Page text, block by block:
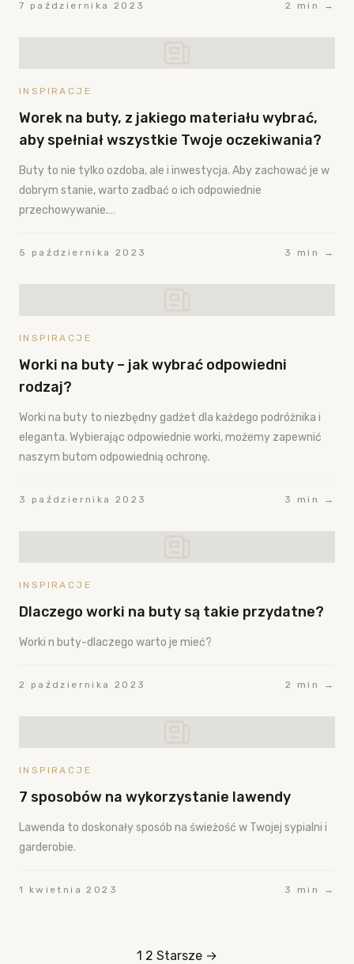
7 października 2023 2 min →
INSPIRACJE
Worek na buty, z jakiego materiału wybrać,
aby spełniał wszystkie Twoje oczekiwania?
Buty to nie tylko ozdoba, ale i inwestycja. Aby zachować je w
dobrym stanie, warto zadbać o ich odpowiednie
przechowywanie.…
5 października 2023 3 min →
INSPIRACJE
Worki na buty – jak wybrać odpowiedni
rodzaj?
Worki na buty to niezbędny gadżet dla każdego podróżnika i
eleganta. Wybierając odpowiednie worki, możemy zapewnić
naszym butom odpowiednią ochronę.
3 października 2023 3 min →
INSPIRACJE
Dlaczego worki na buty są takie przydatne?
Worki n buty-dlaczego warto je mieć?
2 października 2023 2 min →
INSPIRACJE
7 sposobów na wykorzystanie lawendy
Lawenda to doskonały sposób na świeżość w Twojej sypialni i
garderobie.
1 kwietnia 2023 3 min →
1 2 Starsze →